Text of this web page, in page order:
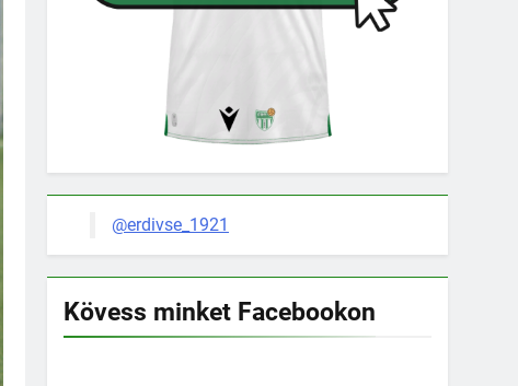
@erdivse_1921
Kövess minket Facebookon